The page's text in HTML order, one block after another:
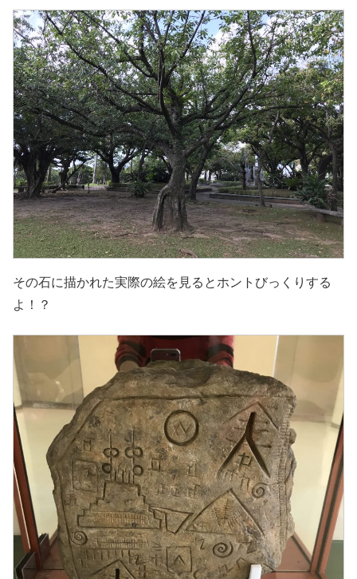
その石に描かれた実際の絵を見るとホントびっくりする
よ！？